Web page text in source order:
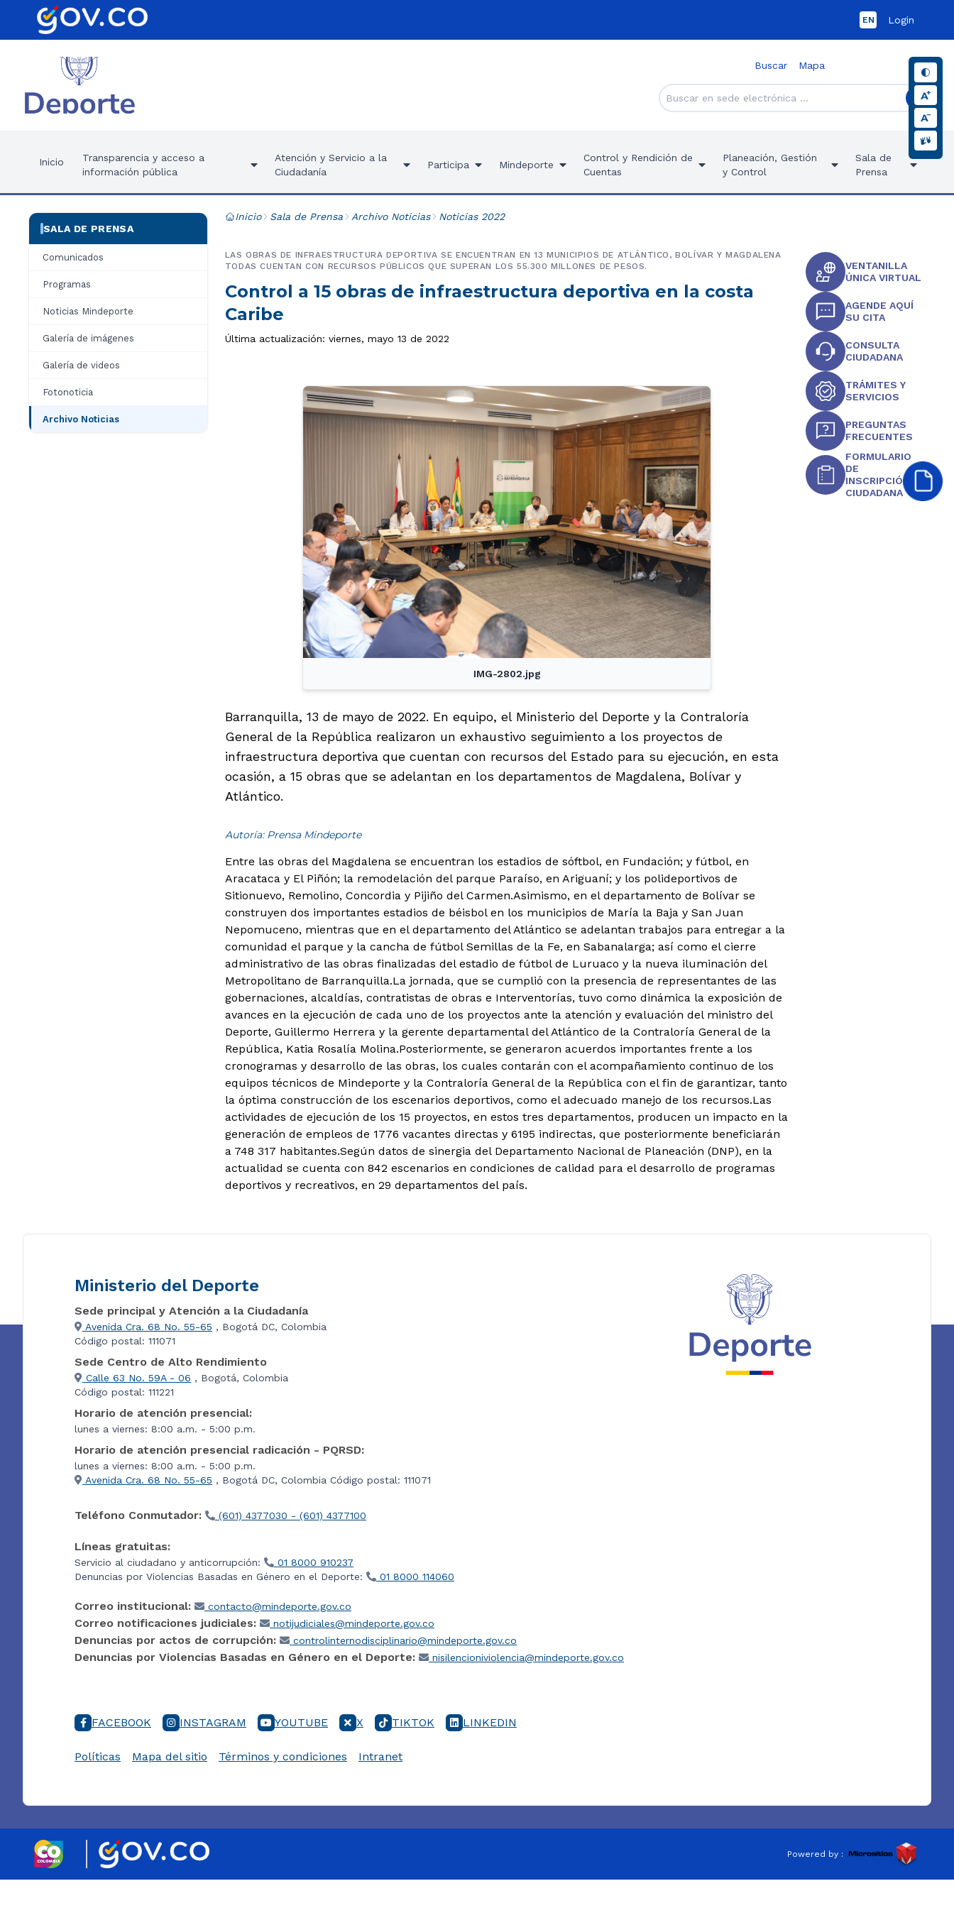
EN Login
Buscar Mapa
Inicio
Transparencia y acceso a
información pública
Atención y Servicio a la
Ciudadanía
Participa Mindeporte
Control y Rendición de
Cuentas
Planeación, Gestión
y Control
Sala de
Prensa
SALA DE PRENSA
Comunicados
Programas
Noticias Mindeporte
Galería de imágenes
Galería de videos
Fotonoticia
Archivo Noticias
Inicio Sala de Prensa Archivo Noticias Noticias 2022
Control a 15 obras de infraestructura deportiva en la costa
Caribe
LAS OBRAS DE INFRAESTRUCTURA DEPORTIVA SE ENCUENTRAN EN 13 MUNICIPIOS DE ATLÁNTICO, BOLÍVAR Y MAGDALENA
TODAS CUENTAN CON RECURSOS PÚBLICOS QUE SUPERAN LOS 55.300 MILLONES DE PESOS.
Última actualización: viernes, mayo 13 de 2022
IMG-2802.jpg
Barranquilla, 13 de mayo de 2022. En equipo, el Ministerio del Deporte y la Contraloría
General de la República realizaron un exhaustivo seguimiento a los proyectos de
infraestructura deportiva que cuentan con recursos del Estado para su ejecución, en esta
ocasión, a 15 obras que se adelantan en los departamentos de Magdalena, Bolívar y
Atlántico.
Autoría: Prensa Mindeporte
Entre las obras del Magdalena se encuentran los estadios de sóftbol, en Fundación; y fútbol, en
Aracataca y El Piñón; la remodelación del parque Paraíso, en Ariguaní; y los polideportivos de
Sitionuevo, Remolino, Concordia y Pijiño del Carmen.Asimismo, en el departamento de Bolívar se
construyen dos importantes estadios de béisbol en los municipios de María la Baja y San Juan
Nepomuceno, mientras que en el departamento del Atlántico se adelantan trabajos para entregar a la
comunidad el parque y la cancha de fútbol Semillas de la Fe, en Sabanalarga; así como el cierre
administrativo de las obras finalizadas del estadio de fútbol de Luruaco y la nueva iluminación del
Metropolitano de Barranquilla.La jornada, que se cumplió con la presencia de representantes de las
gobernaciones, alcaldías, contratistas de obras e Interventorías, tuvo como dinámica la exposición de
avances en la ejecución de cada uno de los proyectos ante la atención y evaluación del ministro del
Deporte, Guillermo Herrera y la gerente departamental del Atlántico de la Contraloría General de la
República, Katia Rosalía Molina.Posteriormente, se generaron acuerdos importantes frente a los
cronogramas y desarrollo de las obras, los cuales contarán con el acompañamiento continuo de los
equipos técnicos de Mindeporte y la Contraloría General de la República con el fin de garantizar, tanto
la óptima construcción de los escenarios deportivos, como el adecuado manejo de los recursos.Las
actividades de ejecución de los 15 proyectos, en estos tres departamentos, producen un impacto en la
generación de empleos de 1776 vacantes directas y 6195 indirectas, que posteriormente beneficiarán
a 748 317 habitantes.Según datos de sinergia del Departamento Nacional de Planeación (DNP), en la
actualidad se cuenta con 842 escenarios en condiciones de calidad para el desarrollo de programas
deportivos y recreativos, en 29 departamentos del país.
VENTANILLA
ÚNICA VIRTUAL
AGENDE AQUÍ
SU CITA
CONSULTA
CIUDADANA
TRÁMITES Y
SERVICIOS
PREGUNTAS
FRECUENTES
FORMULARIO
DE
INSCRIPCIÓN
CIUDADANA
Ministerio del Deporte
Sede principal y Atención a la Ciudadanía
Avenida Cra. 68 No. 55-65 , Bogotá DC, Colombia
Código postal: 111071
Sede Centro de Alto Rendimiento
Calle 63 No. 59A - 06 , Bogotá, Colombia
Código postal: 111221
Horario de atención presencial:
lunes a viernes: 8:00 a.m. - 5:00 p.m.
Horario de atención presencial radicación - PQRSD:
lunes a viernes: 8:00 a.m. - 5:00 p.m.
Avenida Cra. 68 No. 55-65 , Bogotá DC, Colombia Código postal: 111071
Teléfono Conmutador: (601) 4377030 - (601) 4377100
Líneas gratuitas:
Servicio al ciudadano y anticorrupción:
01 8000 910237
Denuncias por Violencias Basadas en Género en el Deporte:
01 8000 114060
Correo institucional: contacto@mindeporte.gov.co
Correo notificaciones judiciales: notijudiciales@mindeporte.gov.co
Denuncias por actos de corrupción: controlinternodisciplinario@mindeporte.gov.co
Denuncias por Violencias Basadas en Género en el Deporte: nisilencioniviolencia@mindeporte.gov.co
FACEBOOK INSTAGRAM YOUTUBE X TIKTOK LINKEDIN
Políticas Mapa del sitio Términos y condiciones Intranet
Powered by :